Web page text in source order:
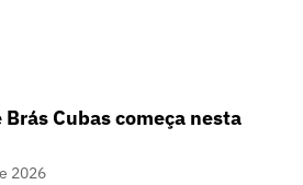
Cubas começa nesta
2026